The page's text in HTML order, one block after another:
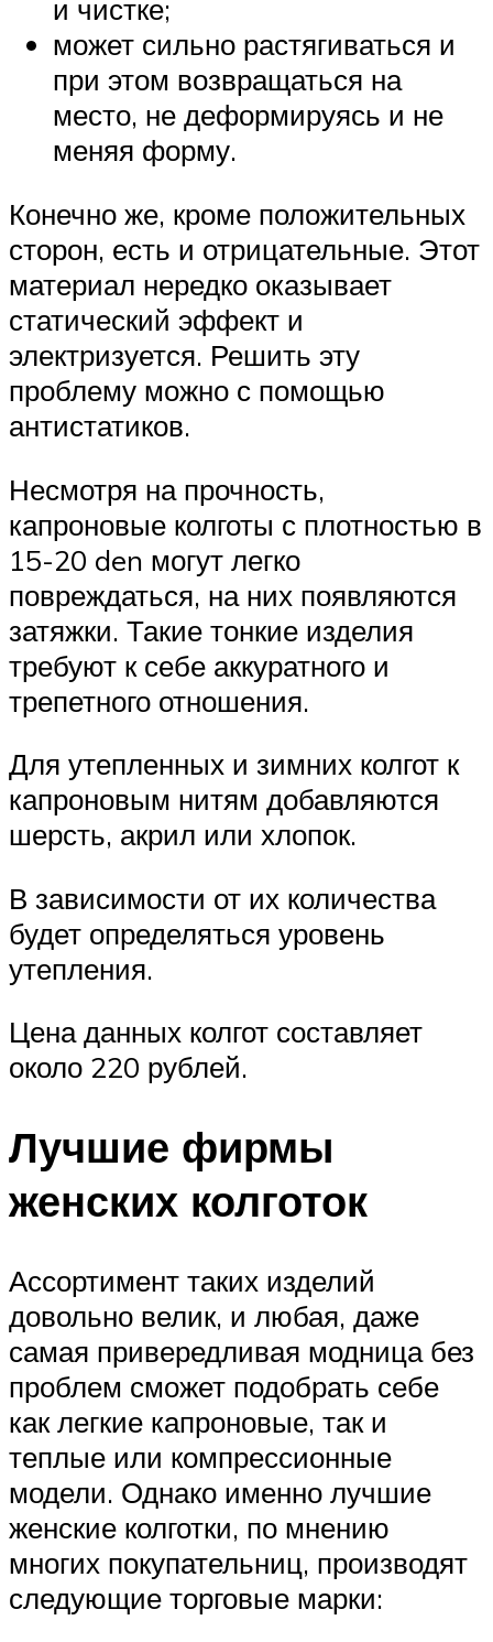
и чистке;
может сильно растягиваться и
при этом возвращаться на
место, не деформируясь и не
меняя форму.
Конечно же, кроме положительных
сторон, есть и отрицательные. Этот
материал нередко оказывает
статический эффект и
электризуется. Решить эту
проблему можно с помощью
антистатиков.
Несмотря на прочность,
капроновые колготы с плотностью в
15-20 den могут легко
повреждаться, на них появляются
затяжки. Такие тонкие изделия
требуют к себе аккуратного и
трепетного отношения.
Для утепленных и зимних колгот к
капроновым нитям добавляются
шерсть, акрил или хлопок.
В зависимости от их количества
будет определяться уровень
утепления.
Цена данных колгот составляет
около 220 рублей.
Лучшие фирмы
женских колготок
Ассортимент таких изделий
довольно велик, и любая, даже
самая привередливая модница без
проблем сможет подобрать себе
как легкие капроновые, так и
теплые или компрессионные
модели. Однако именно лучшие
женские колготки, по мнению
многих покупательниц, производят
следующие торговые марки: